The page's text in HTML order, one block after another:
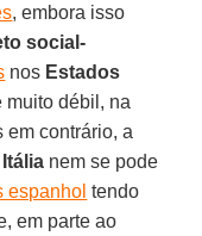
, embora isso
social-
nos Estados
muito débil, na
em contrário, a
Itália nem se pode
espanhol tendo
em parte ao